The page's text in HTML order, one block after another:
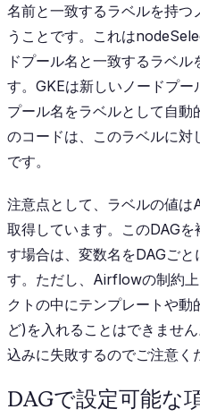
名前と一致するラベルを持つ
うことです。これは
ドプール名と一致するラベ
す。GKEは新しいノードプ
プール名をラベルとして自動
のコードは、このラベルに
です。
注意点として、ラベルの値
取得しています。このDAG
す場合は、変数名をDAGご
す。ただし、Airflowの制約
クトの中にテンプレートや
ど)を入れることはできませ
込みに失敗するのでご注意く
DAGで設定可能な